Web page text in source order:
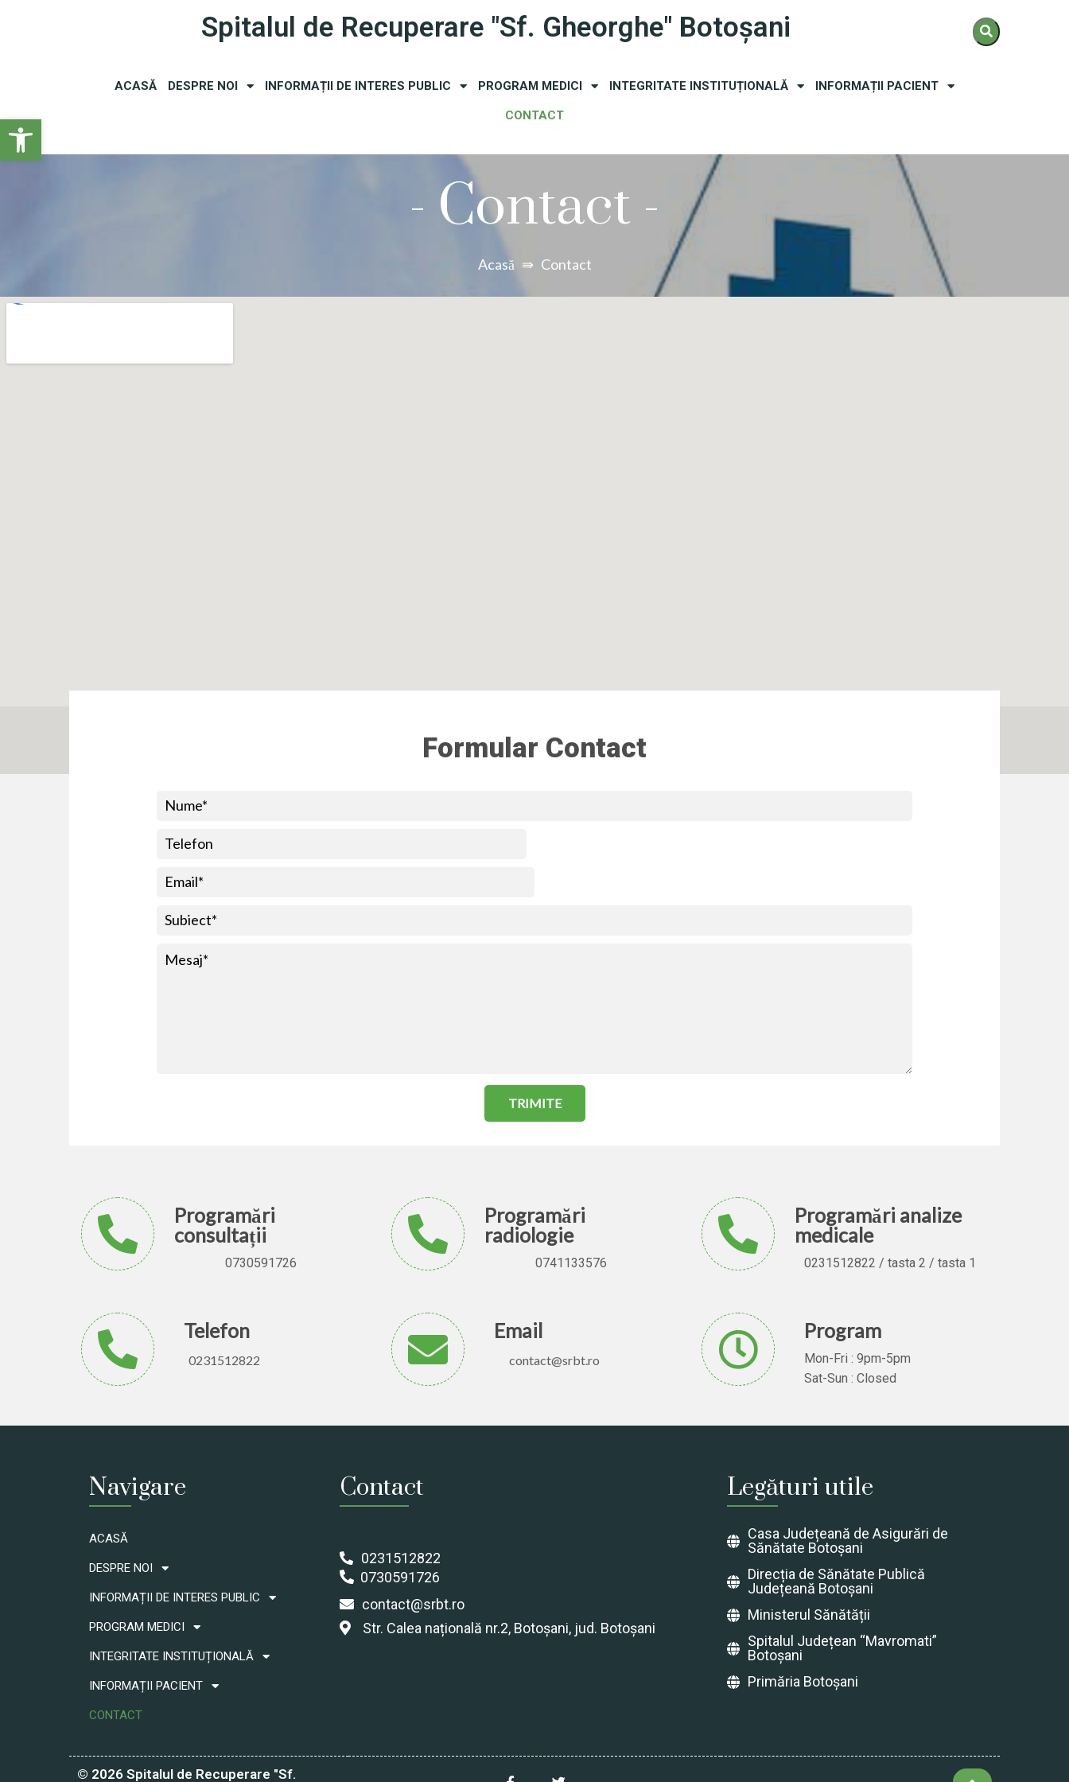
Open toolbar
Spitalul de Recuperare "Sf. Gheorghe" Botoșani
ACASĂ DESPRE NOI INFORMAȚII DE INTERES PUBLIC PROGRAM MEDICI INTEGRITATE INSTITUȚIONALĂ INFORMAȚII PACIENT
CONTACT
- Contact -
Acasă ⇛ Contact
Formular Contact
TRIMITE
Programări
consultații
0730591726
Programări
radiologie
0741133576
Programări analize
medicale
0231512822 / tasta 2 / tasta 1
Telefon
0231512822
Email
contact@srbt.ro
Program
Mon-Fri : 9pm-5pm
Sat-Sun : Closed
Navigare
ACASĂ
DESPRE NOI
INFORMAȚII DE INTERES PUBLIC
PROGRAM MEDICI
INTEGRITATE INSTITUȚIONALĂ
INFORMAȚII PACIENT
CONTACT
Contact
0231512822
0730591726
contact@srbt.ro
Str. Calea națională nr.2, Botoșani, jud. Botoșani
Legături utile
Casa Județeană de Asigurări de
Sănătate Botoșani
Direcția de Sănătate Publică
Județeană Botoșani
Ministerul Sănătății
Spitalul Județean “Mavromati”
Botoșani
Primăria Botoșani
© 2026 Spitalul de Recuperare "Sf.